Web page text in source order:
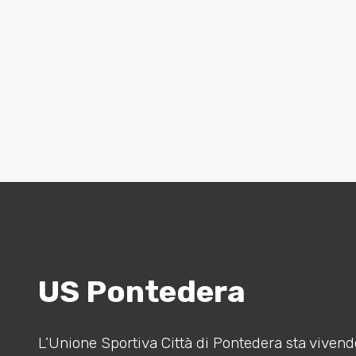
US Pontedera
L’Unione Sportiva Città di Pontedera sta